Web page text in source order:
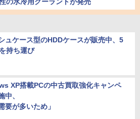
ュケース型のHDDケースが販売中、5
持ち運び
XP搭載PCの中古買取強化キャンペ
中、
要が多いため」